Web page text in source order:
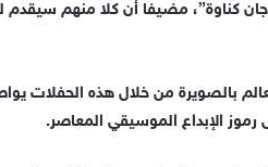
كناوة”، مضيفا أن كلا منهم
بالصويرة من خلال هذه الحفلات
الإبداع الموسيقي المعاصر.